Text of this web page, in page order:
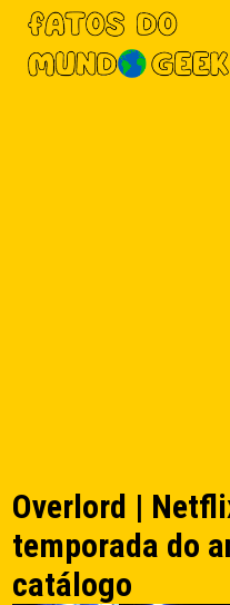
Overlord |
temporada do
catálogo